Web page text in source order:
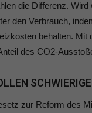
die Differenz.
den Verbrauch,
behalten.
des CO2-
zur Reform des